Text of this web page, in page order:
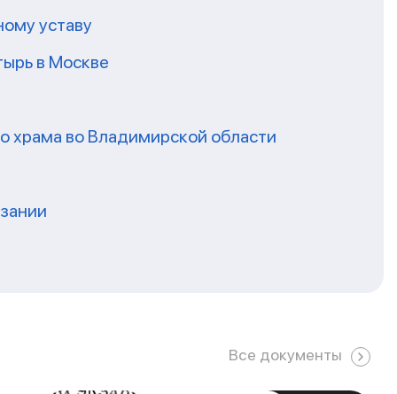
уставу
в Москве
храма во Владимирской области
Все документы